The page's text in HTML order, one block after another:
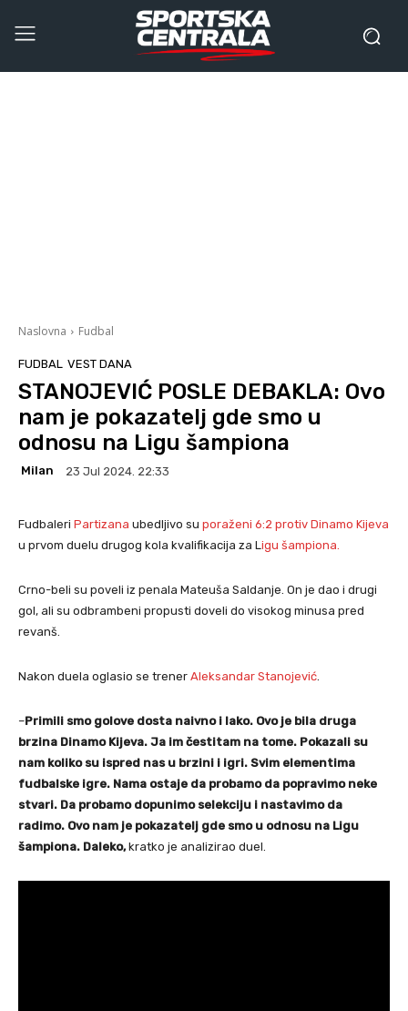
Naslovna Fudbal
FUDBAL VEST DANA
STANOJEVIĆ POSLE DEBAKLA: Ovo
nam je pokazatelj gde smo u
odnosu na Ligu šampiona
Milan 23 Jul 2024. 22:33
Fudbaleri Partizana ubedljivo su poraženi 6:2 protiv Dinamo Kijeva
u prvom duelu drugog kola kvalifikacija za Ligu šampiona.
Crno-beli su poveli iz penala Mateuša Saldanje. On je dao i drugi
gol, ali su odbrambeni propusti doveli do visokog minusa pred
revanš.
Nakon duela oglasio se trener Aleksandar Stanojević
–Primili smo golove dosta naivno i lako. Ovo je bila druga
brzina Dinamo Kijeva. Ja im čestitam na tome. Pokazali su
nam koliko su ispred nas u brzini i igri. Svim elementima
fudbalske igre. Nama ostaje da probamo da popravimo neke
stvari. Da probamo dopunimo selekciju i nastavimo da
radimo. Ovo nam je pokazatelj gde smo u odnosu na Ligu
šampiona. Daleko,kratko je analizirao duel.